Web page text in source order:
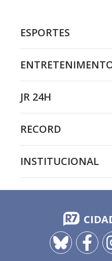
ESPORTES
JR 24H
RECORD
INSTITUCIONAL